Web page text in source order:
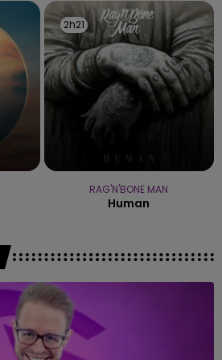
2h21
2h21
RAG'N'BONE MAN
Human